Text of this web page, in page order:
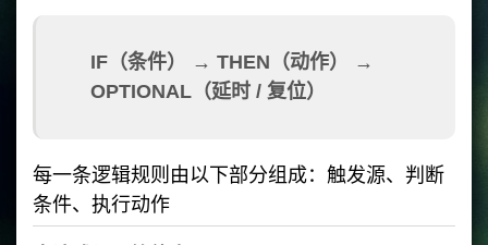
IF（条件） → THEN（动作） →
OPTIONAL（延时 / 复位）
每一条逻辑规则由以下部分组成：触发源、判断
条件、执行动作